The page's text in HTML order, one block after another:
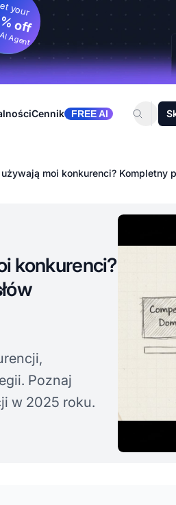
your
off
Agent
Cennik FREE AI
moi konkurenci?
konkurenci?
Poznaj
w 2025 roku.